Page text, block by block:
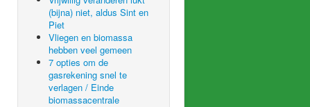
(bijna) niet, aldus Sint en
Piet
Vliegen en biomassa
hebben veel gemeen
7 opties om de
gasrekening snel te
verlagen / Einde
biomassacentrale